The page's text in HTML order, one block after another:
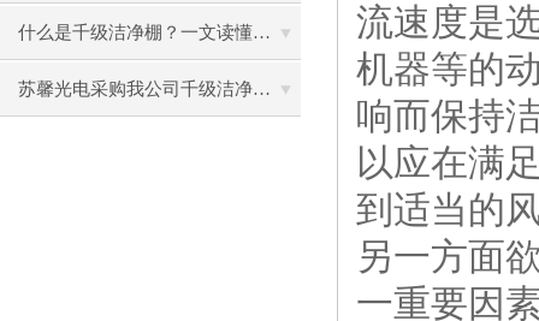
什么是千级洁净棚？一文读懂其结构特点与局部净化优势
苏馨光电采购我公司千级洁净棚普通工作台一批（7月07日）已顺利交货
流速度是
机器等的
响而保持
以应在满
到适当的
另一方面
一重要因